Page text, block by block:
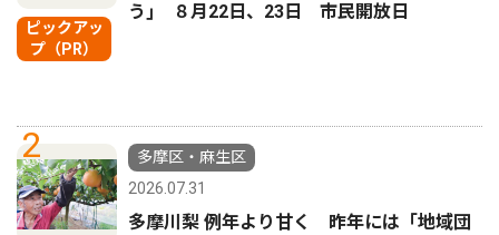
ピックアッ
プ（PR）
う｣ ８月22日、23日 市民開放日
2
多摩区・麻生区
2026.07.31
多摩川梨 例年より甘く 昨年には「地域団